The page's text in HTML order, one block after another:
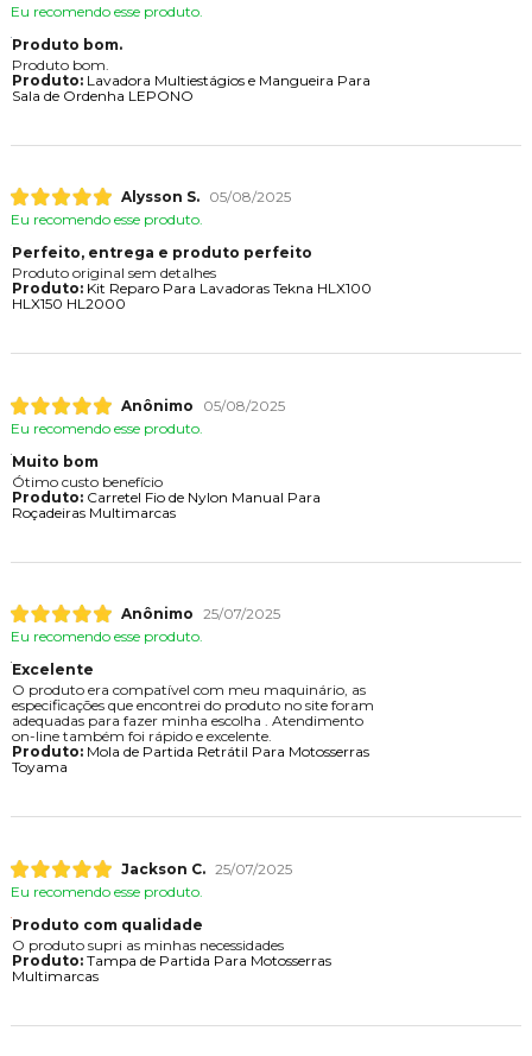
Eu recomendo esse produto.
Produto bom.
Produto bom.
Produto:Lavadora Multiestágios e Mangueira Para
Sala de Ordenha LEPONO
Alysson S.
05/08/2025
Eu recomendo esse produto.
Perfeito, entrega e produto perfeito
Produto original sem detalhes
Produto:Kit Reparo Para Lavadoras Tekna HLX100
HLX150 HL2000
Anônimo
05/08/2025
Eu recomendo esse produto.
Muito bom
Ótimo custo benefício
Produto:Carretel Fio de Nylon Manual Para
Roçadeiras Multimarcas
Anônimo 25/07/2025
Eu recomendo esse produto.
Excelente
O produto era compatível com meu maquinário, as
especificações que encontrei do produto no site foram
adequadas para fazer minha escolha . Atendimento
on-line também foi rápido e excelente.
Produto:Mola de Partida Retrátil Para Motosserras
Toyama
Jackson C. 25/07/2025
Eu recomendo esse produto.
Produto com qualidade
O produto supri as minhas necessidades
Produto:Tampa de Partida Para Motosserras
Multimarcas